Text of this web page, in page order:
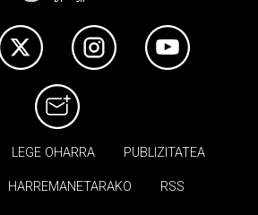
LEGE OHARRA PUBLIZITATEA
HARREMANETARAKO RSS